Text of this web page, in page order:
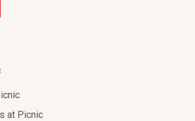
at Picnic